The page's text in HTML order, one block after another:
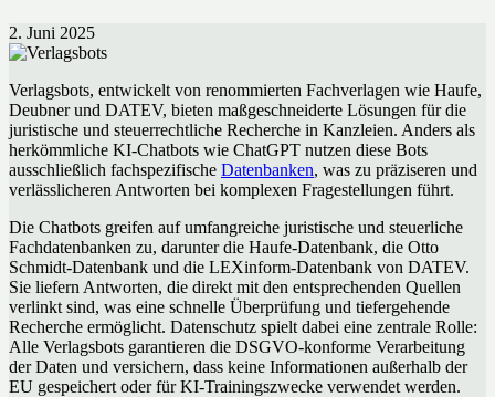
2. Juni 2025
Verlagsbots, entwickelt von renommierten Fachverlagen wie Haufe,
Deubner und DATEV, bieten maßgeschneiderte Lösungen für die
juristische und steuerrechtliche Recherche in Kanzleien. Anders als
herkömmliche KI-Chatbots wie ChatGPT nutzen diese Bots
ausschließlich fachspezifische Datenbanken, was zu präziseren und
verlässlicheren Antworten bei komplexen Fragestellungen führt.
Die Chatbots greifen auf umfangreiche juristische und steuerliche
Fachdatenbanken zu, darunter die Haufe-Datenbank, die Otto
Schmidt-Datenbank und die LEXinform-Datenbank von DATEV.
Sie liefern Antworten, die direkt mit den entsprechenden Quellen
verlinkt sind, was eine schnelle Überprüfung und tiefergehende
Recherche ermöglicht. Datenschutz spielt dabei eine zentrale Rolle:
Alle Verlagsbots garantieren die DSGVO-konforme Verarbeitung
der Daten und versichern, dass keine Informationen außerhalb der
EU gespeichert oder für KI-Trainingszwecke verwendet werden.